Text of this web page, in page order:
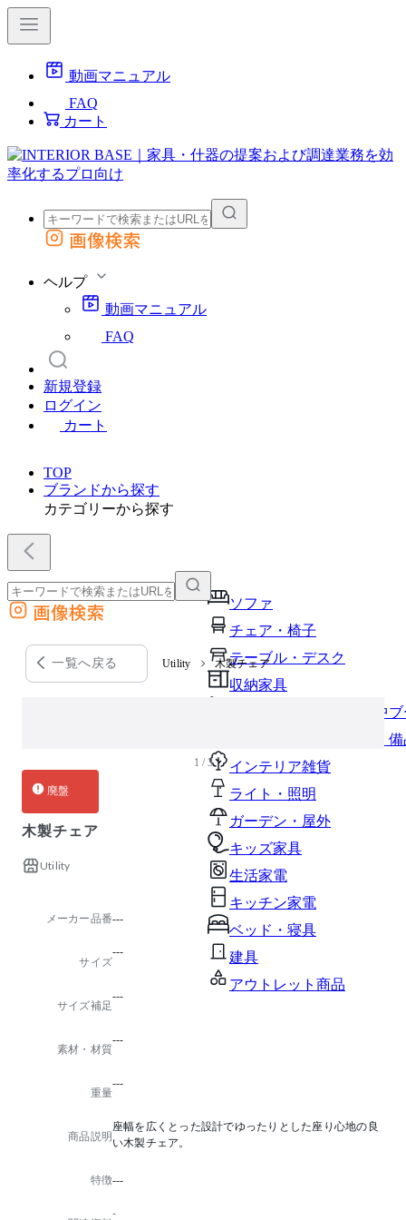
動画マニュアル
FAQ
カート
外部サイトの商品をカートに追加
画像検索
ヘルプ
動画マニュアル
FAQ
新規登録
ログイン
カート
TOP
ブランドから探す
カテゴリーから探す
ソファ
チェア・椅子
テーブル・デスク
収納家具
パーソナルブース・集中
オフィスアクセサリー・
インテリア雑貨
ライト・照明
ガーデン・屋外
キッズ家具
生活家電
キッチン家電
ベッド・寝具
建具
アウトレット商品
外部サイトの商品をカートに追加
他のサイトで見つけた商品ページのURLを貼り付けて、カートに追加できます
画像検索
一覧へ戻る Utility 木製チェア
1 / 3
廃盤
木製チェア
Utility
メーカー品番---
サイズ
---
サイズ補足
---
素材・材質
---
重量
---
商品説明
座幅を広くとった設計でゆったりとした座り心地の良
い木製チェア。
特徴---
-